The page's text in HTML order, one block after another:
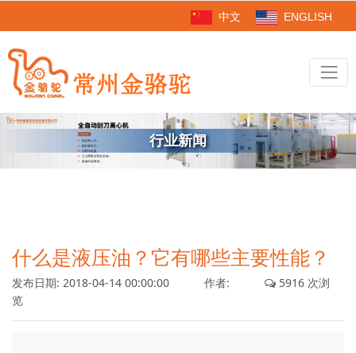
中文 ENGLISH
行业新闻
什么是液压油？它有哪些主要性能？
发布日期: 2018-04-14 00:00:00 作者:
5916 次浏
览